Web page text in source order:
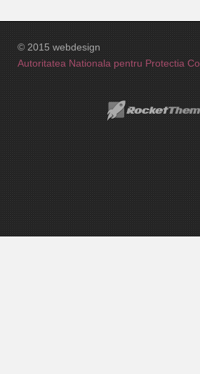
© 2015 webdesign
Autoritatea Nationala pentru Protectia